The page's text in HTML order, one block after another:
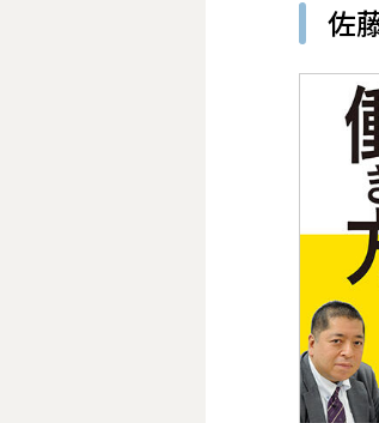
佐